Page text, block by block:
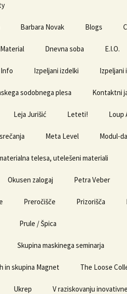
Barbara Novak Blogs
Dnevna soba E.I.O.
Info Izpeljani izdelki Izpeljani
sodobnega plesa Kontaktni
Leja Jurišić Leteti! Loup
Meta Level Modul-
telesa, utelešeni materiali
Okusen zalogaj Petra Veber
Preročišče Prizorišča
Prule / Špica
Skupina maskinega seminarja
in skupina Magnet The Loose
Ukrep V raziskovanju